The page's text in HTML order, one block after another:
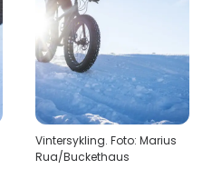
Vintersykling. Foto: Marius
Rua/Buckethaus